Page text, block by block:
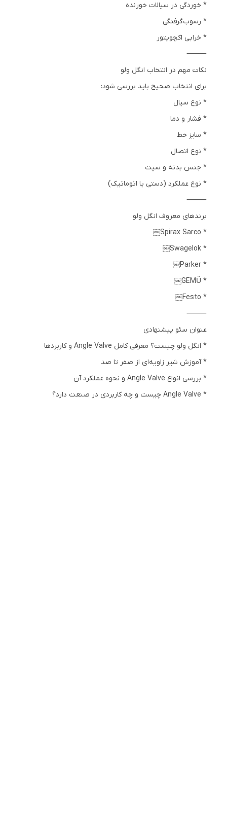
* خوردگی در سیالات خورنده
* رسوب‌گرفتگی
* خرابی اکچویتور
⸻
نکات مهم در انتخاب انگل ولو
برای انتخاب صحیح باید بررسی شود:
* نوع سیال
* فشار و دما
* سایز خط
* نوع اتصال
* جنس بدنه و سیت
* نوع عملکرد (دستی یا اتوماتیک)
⸻
برندهای معروف انگل ولو
* Spirax Sarco￼
* Swagelok￼
* Parker￼
* GEMÜ￼
* Festo￼
⸻
عنوان سئو پیشنهادی
* انگل ولو چیست؟ معرفی کامل Angle Valve و کاربردها
* آموزش شیر زاویه‌ای از صفر تا صد
* بررسی انواع Angle Valve و نحوه عملکرد آن
* Angle Valve چیست و چه کاربردی در صنعت دارد؟